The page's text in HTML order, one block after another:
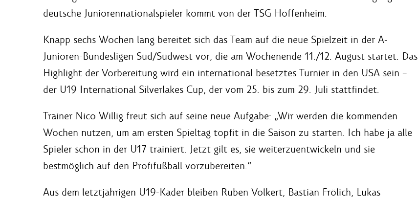
deutsche Juniorennationalspieler kommt von der TSG Hoffenheim.
Knapp sechs Wochen lang bereitet sich das Team auf die neue Spielzeit in der A-
Junioren-Bundesligen Süd/Südwest vor, die am Wochenende 11./12. August startet. Das
Highlight der Vorbereitung wird ein international besetztes Turnier in den USA sein –
der U19 International Silverlakes Cup, der vom 25. bis zum 29. Juli stattfindet.
Trainer Nico Willig freut sich auf seine neue Aufgabe: „Wir werden die kommenden
Wochen nutzen, um am ersten Spieltag topfit in die Saison zu starten. Ich habe ja alle
Spieler schon in der U17 trainiert. Jetzt gilt es, sie weiterzuentwickeln und sie
bestmöglich auf den Profifußball vorzubereiten.“
Aus dem letztjährigen U19-Kader bleiben Ruben Volkert, Bastian Frölich, Lukas